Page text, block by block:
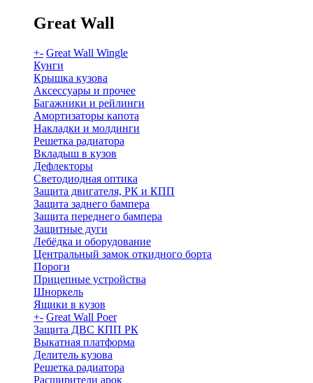
Great Wall
+- Great Wall Wingle
Кунги
Крышка кузова
Аксессуары и прочее
Багажники и рейлинги
Амортизаторы капота
Накладки и молдинги
Решетка радиатора
Вкладыш в кузов
Дефлекторы
Светодиодная оптика
Защита двигателя, РК и КПП
Защита заднего бампера
Защита переднего бампера
Защитные дуги
Лебёдка и оборудование
Центральный замок откидного борта
Пороги
Прицепные устройства
Шноркель
Ящики в кузов
+- Great Wall Poer
Защита ДВС КПП РК
Выкатная платформа
Делитель кузова
Решетка радиатора
Расширители арок